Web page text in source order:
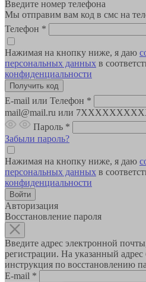
Введите номер телефона
Мы отправим вам код в смс на
Телефон *
Нажимая на кнопку ниже, я даю
персональных данных в
конфиденциальности
E-mail или Телефон *
mail@mail.ru или
Пароль *
Забыли пароль?
Нажимая на кнопку ниже, я даю
персональных данных в
конфиденциальности
Авторизация
Восстановление пароля
Введите адрес электронной
регистрации. На указанный адрес
инструкция по восстановлению
E-mail *